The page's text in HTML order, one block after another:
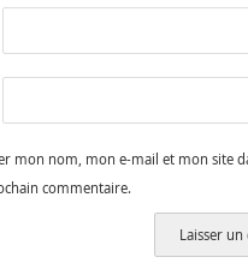
mon nom, mon e-mail et mon site
commentaire.